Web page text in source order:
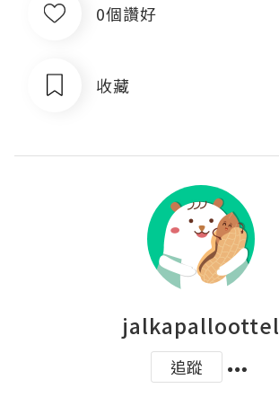
0個讚好
收藏
jalkapalloottel
追蹤